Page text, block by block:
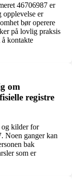
46706987 er
opplevelse er
bør operere
på lovlig praksis
kontakte
om
registre
og kilder for
Noen ganger kan
bak
som er